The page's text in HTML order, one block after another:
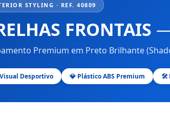
STYLING · REF. 40809
FRONTAIS
Premium em Preto Brilhante
Desportivo 💎 Plástico ABS Premium 🛠️